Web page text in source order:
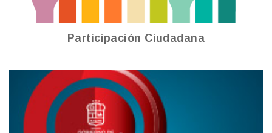
Participación Ciudadana
Planificación para el Desarrollo